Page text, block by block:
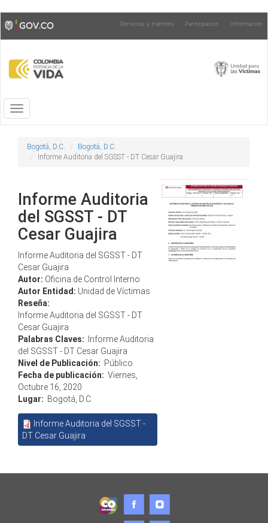
Pasar
al
contenido
Toggle
high
contrast
Servicios y trámites Participación Información
Toggle
navigation
Bogotá, D.C.
Bogotá, D.C.
Informe Auditoria del SGSST - DT Cesar Guajira
Informe Auditoria
del SGSST - DT
Cesar Guajira
Informe Auditoria del SGSST - DT
Cesar Guajira
Autor: Oficina de Control Interno
Autor Entidad: Unidad de Víctimas
Reseña:
Informe Auditoria del SGSST - DT
Cesar Guajira
Palabras Claves:
Informe Auditoria
del SGSST - DT Cesar Guajira
Nivel de Publicación: Público
Fecha de publicación: Viernes,
Octubre 16, 2020
Lugar: Bogotá, D.C.
Informe Auditoria del SGSST -
DT Cesar Guajira